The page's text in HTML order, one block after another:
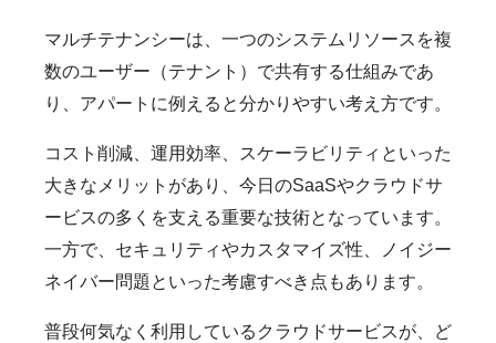
マルチテナンシーは、一つのシステムリソースを複
数のユーザー（テナント）で共有する仕組みであ
り、アパートに例えると分かりやすい考え方です。
コスト削減、運用効率、スケーラビリティといった
大きなメリットがあり、今日のSaaSやクラウドサ
ービスの多くを支える重要な技術となっています。
一方で、セキュリティやカスタマイズ性、ノイジー
ネイバー問題といった考慮すべき点もあります。
普段何気なく利用しているクラウドサービスが、ど